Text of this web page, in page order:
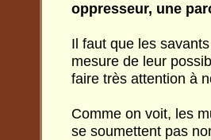
oppresseur, une
Il faut que les
mesure de leur
faire très attention à
Comme on voit, les
se soumettent pas